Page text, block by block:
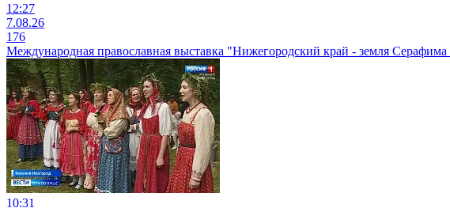
12:27
7.08.26
176
Международная православная выставка "Нижегородский край - земля
10:31